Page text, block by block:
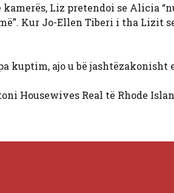
kamerës, Liz pretendoi se Alicia
Kur Jo-Ellen Tiberi i tha Lizit
kuptim, ajo u bë jashtëzakonisht
Housewives Real të Rhode